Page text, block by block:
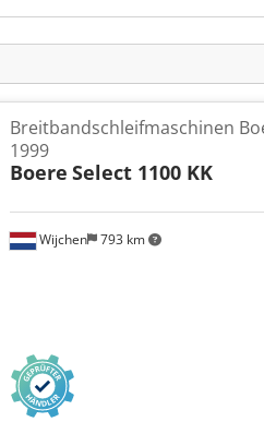
Wijchen 793 km
Breitbandschleifmaschinen
1999
Boere Select 1100 KK